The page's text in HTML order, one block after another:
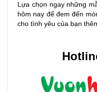
Lựa chọn ngay những
hôm nay để đem đến
cho tình yêu của bạn